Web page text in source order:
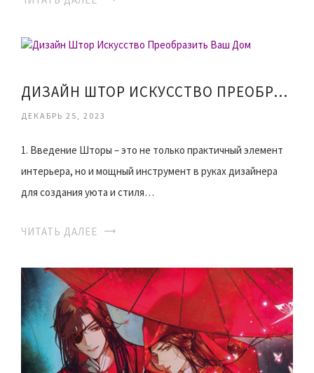
ДИЗАЙН ШТОР ИСКУССТВО ПРЕОБРАЗИТЬ ВАШ ДОМ
ДЕКАБРЬ 25, 2023
1. Введение Шторы – это не только практичный элемент
интерьера, но и мощный инструмент в руках дизайнера
для создания уюта и стиля…
ЧИТАТЬ ДАЛЕЕ